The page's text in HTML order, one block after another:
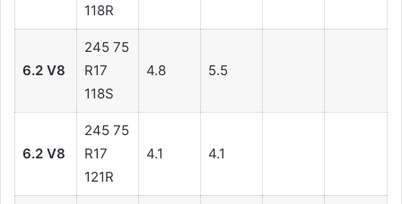
118R
6.2 V8
245 75
R17
118S
4.8 5.5
6.2 V8
245 75
R17
121R
4.1 4.1